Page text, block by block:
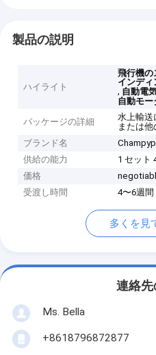
製品の説明
ハイライト
飛行機の
インディ
, 自動電
自動モー
パッケージの詳細
水上輸送
または
ブランド名
供給の能力
1 セット
価格
受渡し時間
4〜6週間
多くを見
連絡先
Ms. Bella
+8618796872877